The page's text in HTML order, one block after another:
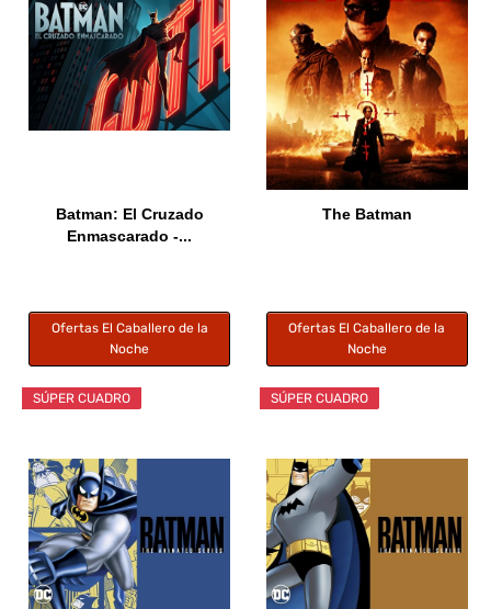
Batman: El Cruzado
Enmascarado -...
Ofertas El Caballero de la
Noche
The Batman
Ofertas El Caballero de la
Noche
SÚPER CUADRO SÚPER CUADRO